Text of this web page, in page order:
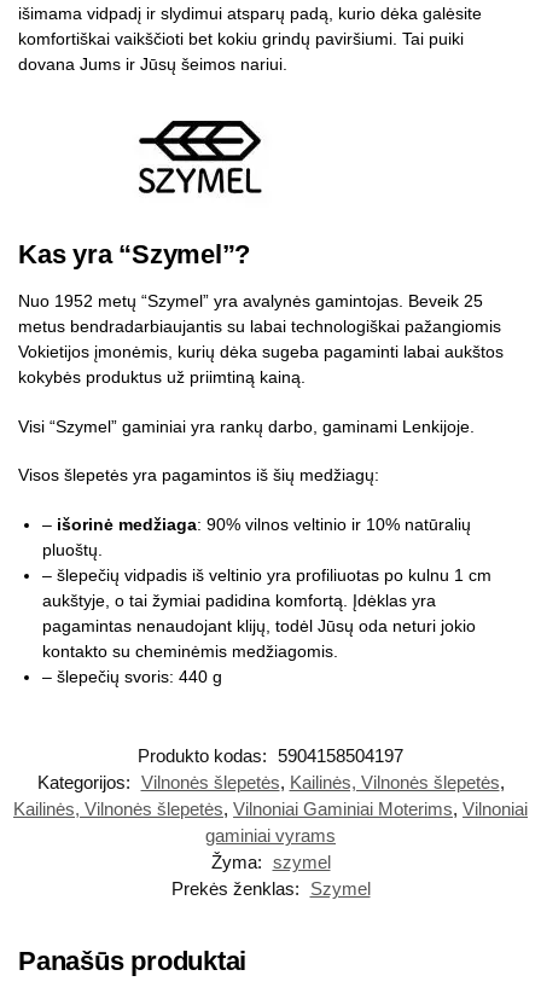
išimama vidpadį ir slydimui atsparų padą, kurio dėka galėsite
komfortiškai vaikščioti bet kokiu grindų paviršiumi. Tai puiki
dovana Jums ir Jūsų šeimos nariui.
Kas yra “Szymel”?
Nuo 1952 metų “Szymel” yra avalynės gamintojas. Beveik 25
metus bendradarbiaujantis su labai technologiškai pažangiomis
Vokietijos įmonėmis, kurių dėka sugeba pagaminti labai aukštos
kokybės produktus už priimtiną kainą.
Visi “Szymel” gaminiai yra rankų darbo, gaminami Lenkijoje.
Visos šlepetės yra pagamintos iš šių medžiagų:
– išorinė medžiaga: 90% vilnos veltinio ir 10% natūralių
pluoštų.
– šlepečių vidpadis iš veltinio yra profiliuotas po kulnu 1 cm
aukštyje, o tai žymiai padidina komfortą. Įdėklas yra
pagamintas nenaudojant klijų, todėl Jūsų oda neturi jokio
kontakto su cheminėmis medžiagomis.
– šlepečių svoris: 440 g
Produkto kodas: 5904158504197
Kategorijos: Vilnonės šlepetės, Kailinės, Vilnonės šlepetės,
Kailinės, Vilnonės šlepetės, Vilnoniai Gaminiai Moterims, Vilnoniai
gaminiai vyrams
Žyma: szymel
Prekės ženklas:
Szymel
Panašūs produktai